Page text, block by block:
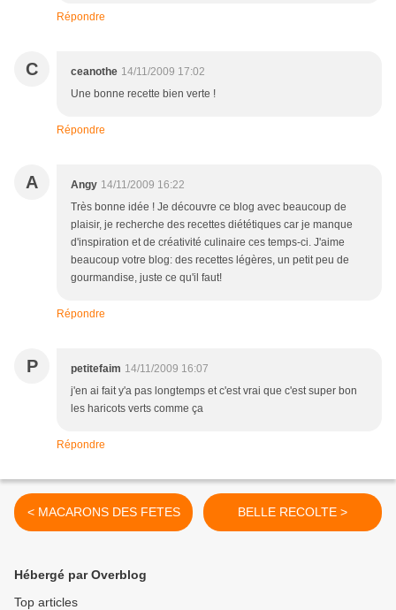
Répondre
C ceanothe 14/11/2009 17:02
Une bonne recette bien verte !
Répondre
A Angy 14/11/2009 16:22
Très bonne idée ! Je découvre ce blog avec beaucoup de
plaisir, je recherche des recettes diététiques car je manque
d'inspiration et de créativité culinaire ces temps-ci. J'aime
beaucoup votre blog: des recettes légères, un petit peu de
gourmandise, juste ce qu'il faut!
Répondre
P petitefaim 14/11/2009 16:07
j'en ai fait y'a pas longtemps et c'est vrai que c'est super bon
les haricots verts comme ça
Répondre
< MACARONS DES FETES BELLE RECOLTE >
Hébergé par Overblog
Top articles